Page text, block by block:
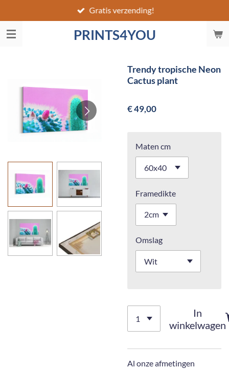
direct
naar
PRINTS4YOU
Gratis verzending!
Trendy tropische Neon
Cactus plant
€ 49,00
Maten cm
Framedikte
Omslag
In
winkelwagen
Al onze afmetingen